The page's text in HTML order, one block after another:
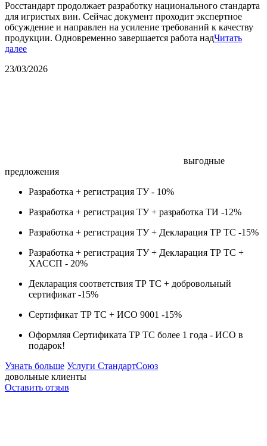
Росстандарт продолжает разработку национального стандарта
для игристых вин. Сейчас документ проходит экспертное
обсуждение и направлен на усиление требований к качеству
продукции. Одновременно завершается работа надЧитать
далее
23/03/2026
выгодные
предложения
Разработка + регистрация ТУ - 10%
Разработка + регистрация ТУ + разработка ТИ -12%
Разработка + регистрация ТУ + Декларация ТР ТС -15%
Разработка + регистрация ТУ + Декларация ТР ТС +
ХАССП - 20%
Декларация соответствия ТР ТС + добровольный
сертификат -15%
Сертификат ТР ТС + ИСО 9001 -15%
Оформляя Сертификата ТР ТС более 1 года - ИСО в
подарок!
Узнать больше Услуги СтандартСоюз
довольные клиенты
Оставить отзыв